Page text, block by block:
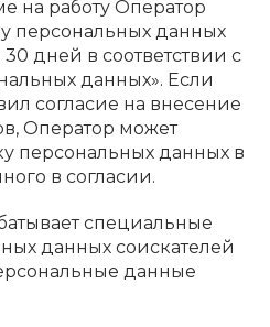
на работу Оператор
персональных данных
дней в соответствии с
данных». Если
согласие на внесение
Оператор может
персональных данных в
в согласии.
специальные
данных соискателей
данные